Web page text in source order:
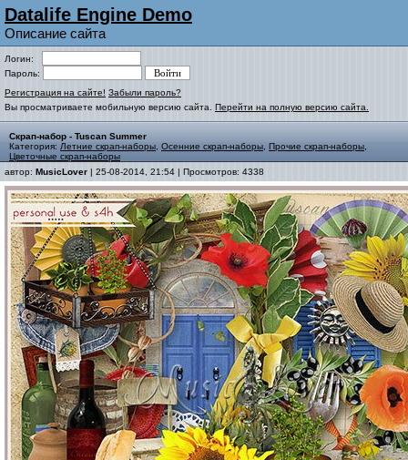
Datalife Engine Demo
Описание сайта
Логин:
Пароль:
Регистрация на сайте! Забыли пароль?
Вы просматриваете мобильную версию сайта. Перейти на полную версию сайта.
Скрап-набор - Tuscan Summer
Категория: Летние скрап-наборы Осенние скрап-наборы Прочие скрап-наборы
Цветочные скрап-наборы
автор: MusicLover | 25-08-2014, 21:54 | Просмотров: 4338